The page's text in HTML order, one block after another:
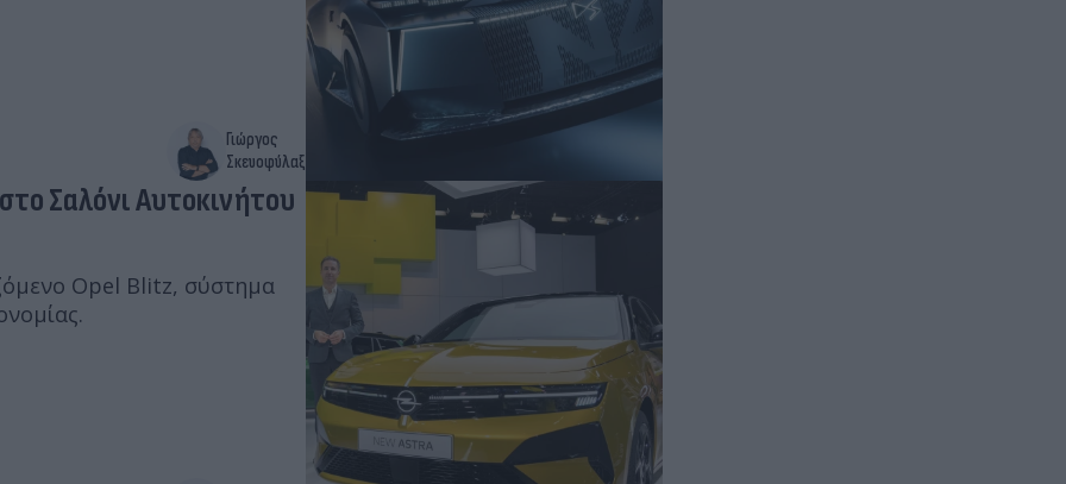
Γιώργος
Σκευοφύλαξ
Σαλόνι Αυτοκινήτου
Opel Blitz, σύστημα